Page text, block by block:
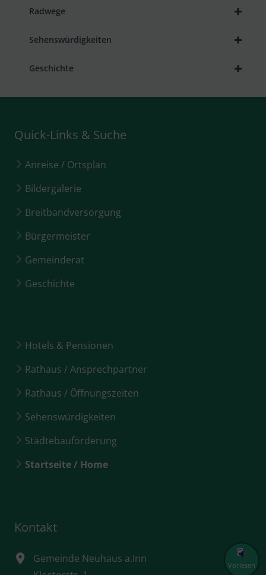
Vorlesen
+
Radwege
+
Sehenswürdigkeiten
+
Geschichte
Quick-Links & Suche
Anreise / Ortsplan
Bildergalerie
Breitbandversorgung
Bürgermeister
Gemeinderat
Geschichte
Hotels & Pensionen
Rathaus / Ansprechpartner
Rathaus / Öffnungszeiten
Sehenswürdigkeiten
Städtebauförderung
Startseite / Home
Kontakt
Gemeinde Neuhaus a.Inn